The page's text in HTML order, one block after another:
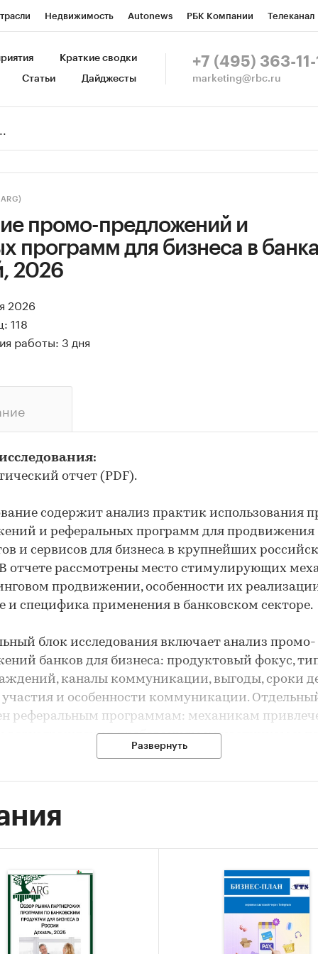
Недвижимость Autonews РБК Компании Телеканал
Спецпроекты СПб Конференции СПб Спецпроекты
Краткие сводки
Статьи Дайджесты
+7 (495) 363-11-
marketing@rbc.ru
промо-предложений и
программ для бизнеса в
2026
2026
118
работы: 3 дня
отчет (PDF).
содержит анализ практик использования
и реферальных программ для продвижения
и сервисов для бизнеса в крупнейших
отчете рассмотрены место стимулирующих
продвижении, особенности их
и специфика применения в банковском секторе.
блок исследования включает анализ промо-
банков для бизнеса: продуктовый фокус,
каналы коммуникации, выгоды, сроки
участия и особенности коммуникации.
реферальным программам: механикам
вознаграждения, требованиям к участникам и
к продвижению таких программ.
банков по разным каналам и продуктовым
определить распространенные и менее
продвижения, а также оценить, как промо-
активации и удержания бизнес-клиентов.
раздел фиксирует ключевые тенденции,
банковского продвижения и программ
Развернуть